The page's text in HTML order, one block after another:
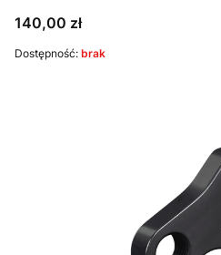
Cena
140,00 zł
Dostępność: brak